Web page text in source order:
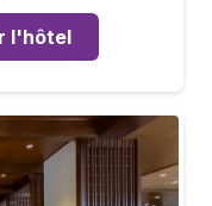
l'hôtel